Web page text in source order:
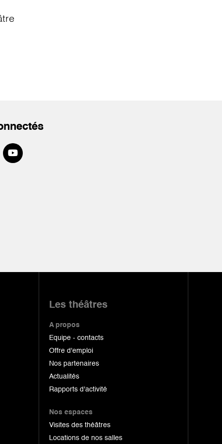
Les théâtres
A propos
Equipe - contacts
Offre d'emploi
Nos partenaires
Actualités
Rapports d'activité
Nos espaces
Visites des théâtres
Locations de nos salles